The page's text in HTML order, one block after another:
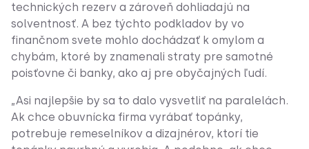
technických rezerv a zároveň dohliadajú na
solventnosť. A bez týchto podkladov by vo
finančnom svete mohlo dochádzať k omylom a
chybám, ktoré by znamenali straty pre samotné
poisťovne či banky, ako aj pre obyčajných ľudí.
„Asi najlepšie by sa to dalo vysvetliť na paralelách.
Ak chce obuvnícka firma vyrábať topánky,
potrebuje remeselníkov a dizajnérov, ktorí tie